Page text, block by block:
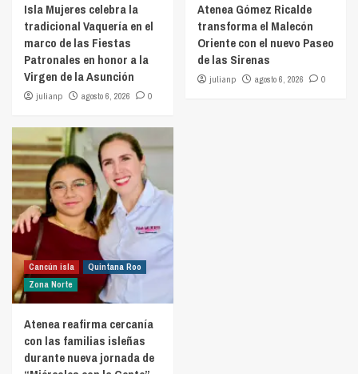
Isla Mujeres celebra la
tradicional Vaquería en el
marco de las Fiestas
Patronales en honor a la
Virgen de la Asunción
julianp agosto 6, 2026 0
Atenea Gómez Ricalde
transforma el Malecón
Oriente con el nuevo Paseo
de las Sirenas
julianp agosto 6, 2026 0
Cancún isla
Quintana Roo
Zona Norte
Atenea reafirma cercanía
con las familias isleñas
durante nueva jornada de